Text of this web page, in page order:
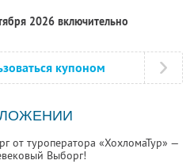
2026 включительно
купоном
от туроператора «ХохломаТур» —
Выборг!